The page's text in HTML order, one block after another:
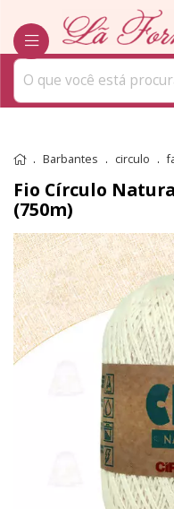
Barbantes circulo
Fio Círculo
(750m)